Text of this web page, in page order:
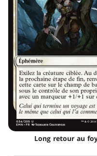
Long retour au